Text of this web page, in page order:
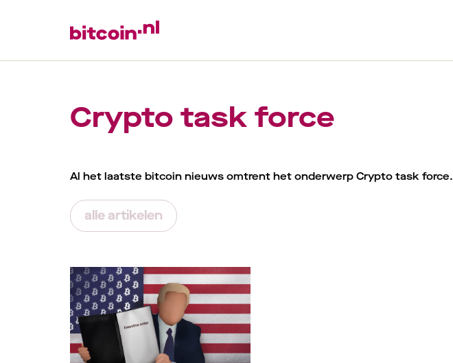
Crypto task force
Al het laatste bitcoin nieuws omtrent het onderwerp Crypto task force.
alle artikelen